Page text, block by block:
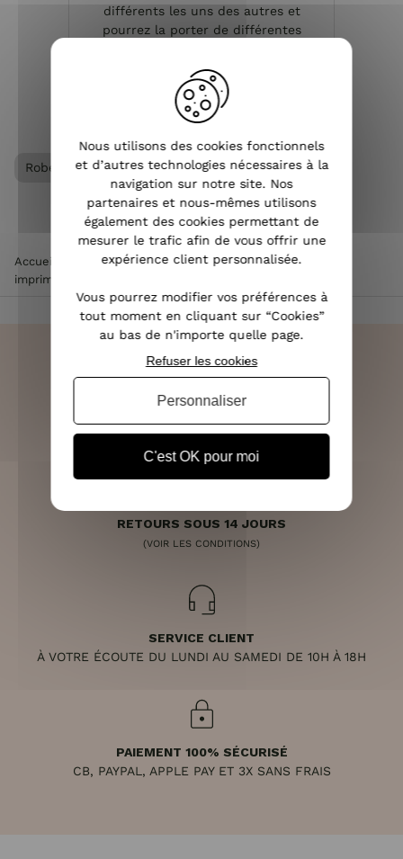
différents les uns des autres et
pourrez la porter de différentes
VOIR L'ARTICLE
Robe femme Vêtements femme
Accueil Vêtements femme >Robe femme >Robe beige
imprimé floral marine et noir
LIVRAISON RAPIDE
OFFERTE DÈS 70€
RETOURS SOUS 14 JOURS
(VOIR LES CONDITIONS)
SERVICE CLIENT
À VOTRE ÉCOUTE DU LUNDI AU SAMEDI DE 10H À 18H
PAIEMENT 100% SÉCURISÉ
CB, PAYPAL, APPLE PAY ET 3X SANS FRAIS
Nous utilisons des cookies fonctionnels
et d’autres technologies nécessaires à la
navigation sur notre site. Nos
partenaires et nous-mêmes utilisons
également des cookies permettant de
mesurer le trafic afin de vous offrir une
expérience client personnalisée.
Vous pourrez modifier vos préférences à
tout moment en cliquant sur “Cookies”
au bas de n'importe quelle page.
C'est OK pour moi
Refuser les cookies
Personnaliser